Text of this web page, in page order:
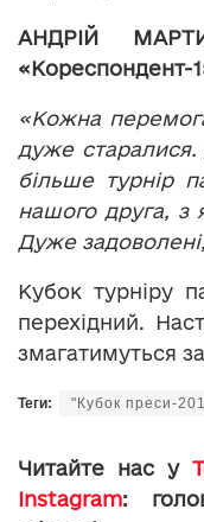
АНДРІЙ
«Кореспондент-
«Кожна
дуже
більше турнір
нашого друга, з
Дуже
Кубок турніру
перехідний.
змагатимуться
Теги: "Кубок преси-
Читайте нас у
Instagram: